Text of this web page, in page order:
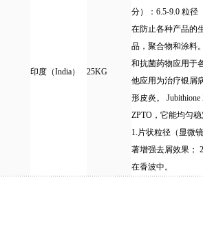
印度（India） 25KG
分）：6.5-9.0 粒径
在防止各种产品的
品，聚合物和涂料
和抗菌药物应用于
他应用为治疗银屑
形皮炎。
ZPTO，它能均匀
1.片状粒径（显微
著增强去屑效果；
在香波中。